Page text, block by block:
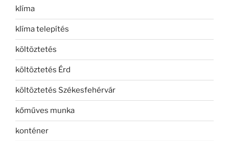
klíma
klíma telepítés
költöztetés
költöztetés Érd
költöztetés Székesfehérvár
kőműves munka
konténer